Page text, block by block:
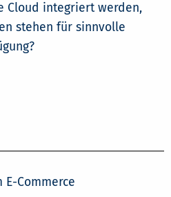
Cloud integriert werden,
stehen für sinnvolle
Commerce